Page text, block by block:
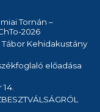
Tornán –
2026
Kehidakustány
előadása